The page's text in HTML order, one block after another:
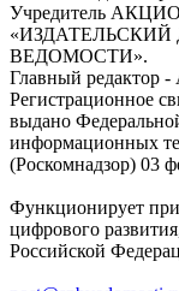
Учредитель
«ИЗДАТЕЛЬСКИЙ
ВЕДОМОСТИ».
Главный редактор
Регистрационное
выдано
информационных
(Роскомнадзор) 03
Функционирует
цифрового
Российской